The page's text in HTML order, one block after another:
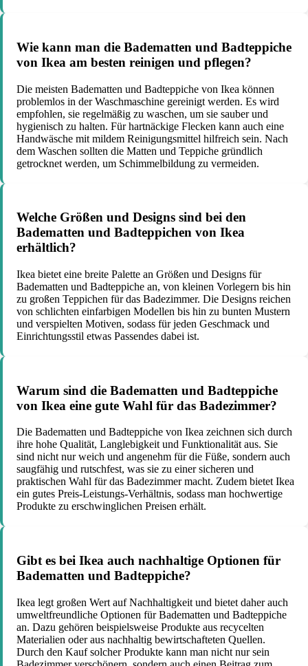
Wie kann man die Badematten und Badteppiche
von Ikea am besten reinigen und pflegen?
Die meisten Badematten und Badteppiche von Ikea können
problemlos in der Waschmaschine gereinigt werden. Es wird
empfohlen, sie regelmäßig zu waschen, um sie sauber und
hygienisch zu halten. Für hartnäckige Flecken kann auch eine
Handwäsche mit mildem Reinigungsmittel hilfreich sein. Nach
dem Waschen sollten die Matten und Teppiche gründlich
getrocknet werden, um Schimmelbildung zu vermeiden.
Welche Größen und Designs sind bei den
Badematten und Badteppichen von Ikea
erhältlich?
Ikea bietet eine breite Palette an Größen und Designs für
Badematten und Badteppiche an, von kleinen Vorlegern bis hin
zu großen Teppichen für das Badezimmer. Die Designs reichen
von schlichten einfarbigen Modellen bis hin zu bunten Mustern
und verspielten Motiven, sodass für jeden Geschmack und
Einrichtungsstil etwas Passendes dabei ist.
Warum sind die Badematten und Badteppiche
von Ikea eine gute Wahl für das Badezimmer?
Die Badematten und Badteppiche von Ikea zeichnen sich durch
ihre hohe Qualität, Langlebigkeit und Funktionalität aus. Sie
sind nicht nur weich und angenehm für die Füße, sondern auch
saugfähig und rutschfest, was sie zu einer sicheren und
praktischen Wahl für das Badezimmer macht. Zudem bietet Ikea
ein gutes Preis-Leistungs-Verhältnis, sodass man hochwertige
Produkte zu erschwinglichen Preisen erhält.
Gibt es bei Ikea auch nachhaltige Optionen für
Badematten und Badteppiche?
Ikea legt großen Wert auf Nachhaltigkeit und bietet daher auch
umweltfreundliche Optionen für Badematten und Badteppiche
an. Dazu gehören beispielsweise Produkte aus recycelten
Materialien oder aus nachhaltig bewirtschafteten Quellen.
Durch den Kauf solcher Produkte kann man nicht nur sein